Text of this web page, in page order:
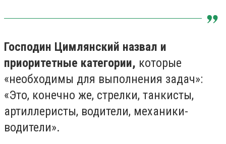
Господин Цимлянский назвал и
приоритетные категории, которые
«необходимы для выполнения задач»:
«Это, конечно же, стрелки, танкисты,
артиллеристы, водители, механики-
водители».